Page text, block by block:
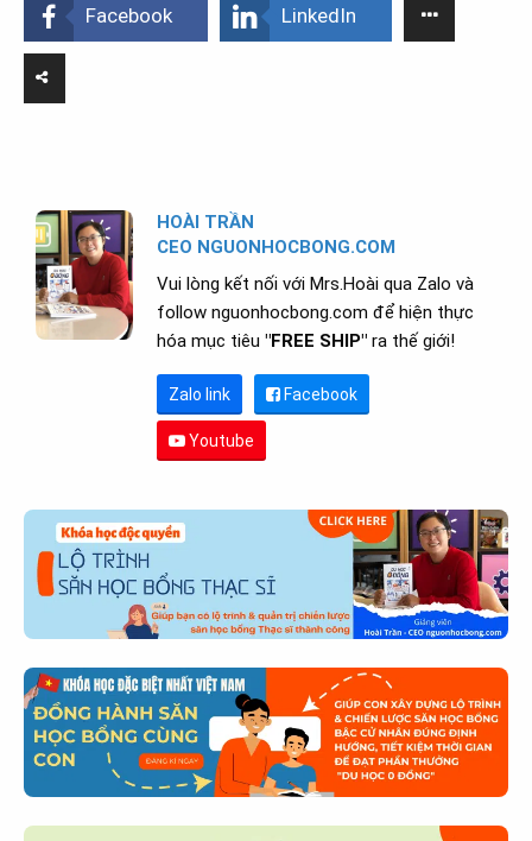
Facebook LinkedIn
HOÀI TRẦN
CEO NGUONHOCBONG.COM
Vui lòng kết nối với Mrs.Hoài qua Zalo và
follow nguonhocbong.com để hiện thực
hóa mục tiêu "FREE SHIP" ra thế giới!
Zalo link Facebook
Youtube